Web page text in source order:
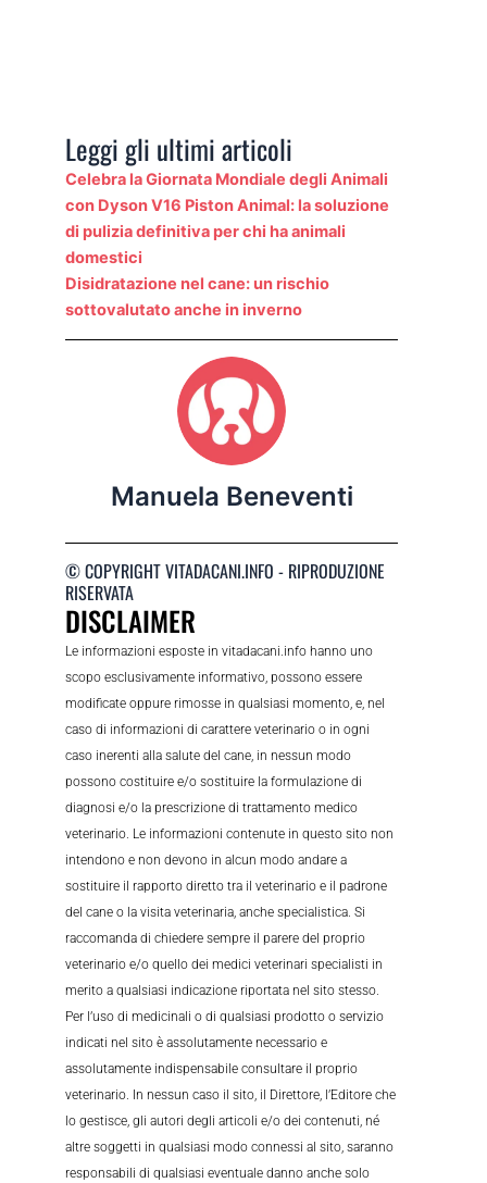
Leggi gli ultimi articoli
Celebra la Giornata Mondiale degli Animali
con Dyson V16 Piston Animal: la soluzione
di pulizia definitiva per chi ha animali
domestici
Disidratazione nel cane: un rischio
sottovalutato anche in inverno
Manuela Beneventi
© COPYRIGHT VITADACANI.INFO - RIPRODUZIONE
RISERVATA
DISCLAIMER
Le informazioni esposte in vitadacani.info hanno uno
scopo esclusivamente informativo, possono essere
modificate oppure rimosse in qualsiasi momento, e, nel
caso di informazioni di carattere veterinario o in ogni
caso inerenti alla salute del cane, in nessun modo
possono costituire e/o sostituire la formulazione di
diagnosi e/o la prescrizione di trattamento medico
veterinario. Le informazioni contenute in questo sito non
intendono e non devono in alcun modo andare a
sostituire il rapporto diretto tra il veterinario e il padrone
del cane o la visita veterinaria, anche specialistica. Si
raccomanda di chiedere sempre il parere del proprio
veterinario e/o quello dei medici veterinari specialisti in
merito a qualsiasi indicazione riportata nel sito stesso.
Per l’uso di medicinali o di qualsiasi prodotto o servizio
indicati nel sito è assolutamente necessario e
assolutamente indispensabile consultare il proprio
veterinario. In nessun caso il sito, il Direttore, l’Editore che
lo gestisce, gli autori degli articoli e/o dei contenuti, né
altre soggetti in qualsiasi modo connessi al sito, saranno
responsabili di qualsiasi eventuale danno anche solo